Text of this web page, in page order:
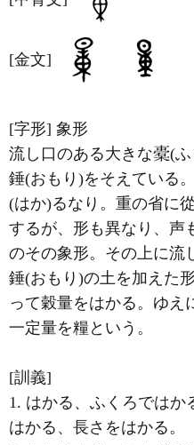
[金文]
[字形] 象形
流し口のある大きな
(
錘(おもり)をそえている。
(はか)るなり。重の省に從
するが、形も異なり、声
のその象形。その上に流
錘(おもり)の土を加えた
って穀量をはかる。ゆえ
一定量を糧という。
[訓義]
1. はかる、ふくろではか
はかる、長さをはかる。